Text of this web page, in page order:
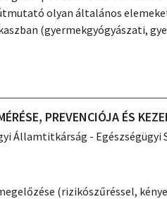
olyan általános
(gyermekgyógyászati,
PREVENCIÓJA ÉS
Államtitkárság - Egészségügyi
(rizikószűréssel,